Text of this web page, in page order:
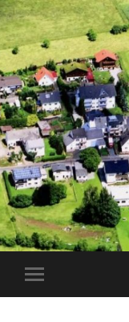
Mobile-
Menü